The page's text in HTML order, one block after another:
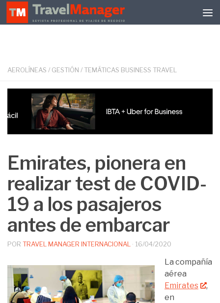
Debajo del contenido
AEROLÍNEAS / GESTIÓN / TEMÁTICAS BUSINESS TRAVEL
Emirates, pionera en
realizar test de COVID-
19 a los pasajeros
antes de embarcar
POR TRAVEL MANAGER INTERNACIONAL · 16/04/2020
La compañía
aérea
Emirates
,
en